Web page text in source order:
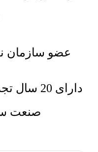
عضو سازمان
دارای 20
صنعت